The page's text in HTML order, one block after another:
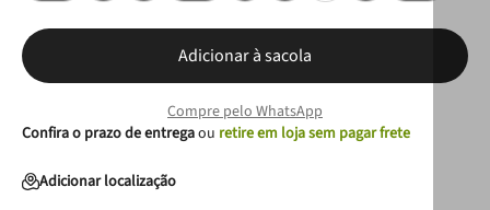
Adicionar à sacola
Compre pelo WhatsApp
Confira o prazo de entregaou retire em loja sem pagar frete
Adicionar localização